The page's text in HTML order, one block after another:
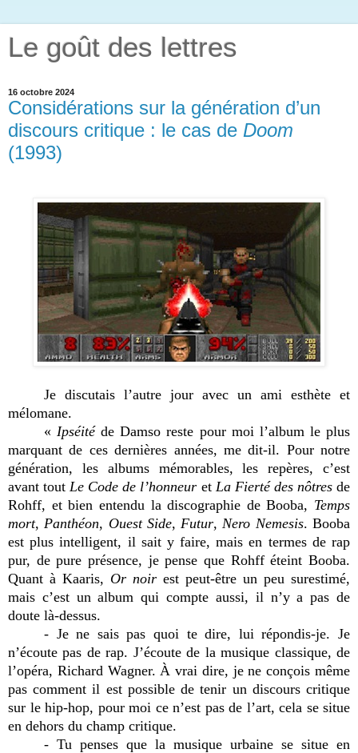
Le goût des lettres
16 octobre 2024
Considérations sur la génération d’un
discours critique : le cas de Doom
(1993)
Je discutais l’autre jour avec un ami esthète et
mélomane.
« Ipséitéde Damso reste pour moi l’album le plus
marquant de ces dernières années, me dit-il. Pour notre
génération, les albums mémorables, les repères, c’est
avant tout Le Code de l’honneur et La Fierté des nôtresde
Rohff, et bien entendu la discographie de Booba, Temps
mort, Panthéon, Ouest Side, Futur, Nero Nemesis. Booba
est plus intelligent, il sait y faire, mais en termes de rap
pur, de pure présence, je pense que Rohff éteint Booba.
Quant à Kaaris, Or noir est peut-être un peu surestimé,
mais c’est un album qui compte aussi, il n’y a pas de
doute là-dessus.
- Je ne sais pas quoi te dire, lui répondis-je. Je
n’écoute pas de rap. J’écoute de la musique classique, de
l’opéra, Richard Wagner. À vrai dire, je ne conçois même
pas comment il est possible de tenir un discours critique
sur le hip-hop, pour moi ce n’est pas de l’art, cela se situe
en dehors du champ critique.
- Tu penses que la musique urbaine se situe en